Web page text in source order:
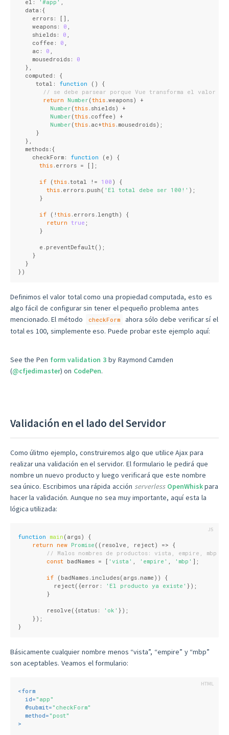
  el:
'#app'
  data:{
    errors: [],
    weapons:
0
    shields:
0
    coffee:
0
    ac:
0
    mousedroids:
0
  },
  computed: {
     total:
function ( ) {
// se debe parsear porque Vue transforma el valor
return Number (this .weapons) +
Number (this .shields) +
Number (this .coffee) +
Number (this .ac+this .mousedroids);
     }
  },
  methods:{
    checkForm:
function ( e ) {
this .errors = [];
if (this .total != 100 ) {
this .errors.push( 'El total debe ser 100!' );
      }
if (!this .errors.length) {
return true ;
      }
      e.preventDefault();
    }
  }
})
Definimos el valor total como una propiedad computada, esto es
algo fácil de configurar sin tener el pequeño problema antes
mencionado. El método
checkForm
ahora sólo debe verificar sí el
total es 100, simplemente eso. Puede probar este ejemplo aquí:
See the Pen form validation 3 by Raymond Camden
(@cfjedimaster) on CodePen.
Validación en el lado del Servidor
Como úlitmo ejemplo, construiremos algo que utilice Ajax para
realizar una validación en el servidor. El formulario le pedirá que
nombre un nuevo producto y luego verificará que este nombre
sea único. Escribimos una rápida acción serverless OpenWhiskpara
hacer la validación. Aunque no sea muy importante, aquí esta la
lógica utilizada:
function main ( args) {
return new Promise ( ( resolve, reject) => {
// Malos nombres de productos: vista, empire, mbp
const badNames = [ 'vista' 'empire' 'mbp' ];
if (badNames.includes(args.name)) {
          reject({
error : 'El producto ya existe' });
        }
        resolve({
status : 'ok' });
    });
}
Básicamente cualquier nombre menos “vista”, “empire” y “mbp”
son aceptables. Veamos el formulario:
<form
id= "app"
  @
submit= "checkForm"
method= "post"
>